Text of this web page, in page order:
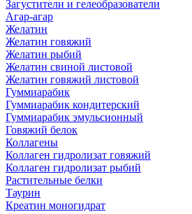
Загустители и гелеобразователи
Агар-агар
Желатин
Желатин говяжий
Желатин рыбий
Желатин свиной листовой
Желатин говяжий листовой
Гуммиарабик
Гуммиарабик кондитерский
Гуммиарабик эмульсионный
Говяжий белок
Коллагены
Коллаген гидролизат говяжий
Коллаген гидролизат рыбий
Растительные белки
Таурин
Креатин моногидрат